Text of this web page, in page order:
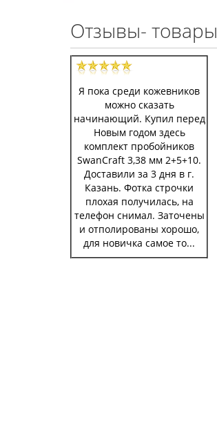
Отзывы- товары
Я пока среди кожевников
можно сказать
начинающий. Купил перед
Новым годом здесь
комплект пробойников
SwanCraft 3,38 мм 2+5+10.
Доставили за 3 дня в г.
Казань. Фотка строчки
плохая получилась, на
телефон снимал. Заточены
и отполированы хорошо,
для новичка самое то...